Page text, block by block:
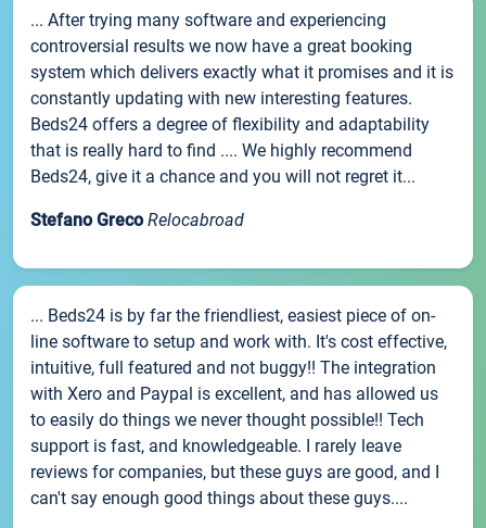
... After trying many software and experiencing
controversial results we now have a great booking
system which delivers exactly what it promises and it is
constantly updating with new interesting features.
Beds24 offers a degree of flexibility and adaptability
that is really hard to find .... We highly recommend
Beds24, give it a chance and you will not regret it...
Stefano Greco Relocabroad
... Beds24 is by far the friendliest, easiest piece of on-
line software to setup and work with. It's cost effective,
intuitive, full featured and not buggy!! The integration
with Xero and Paypal is excellent, and has allowed us
to easily do things we never thought possible!! Tech
support is fast, and knowledgeable. I rarely leave
reviews for companies, but these guys are good, and I
can't say enough good things about these guys....